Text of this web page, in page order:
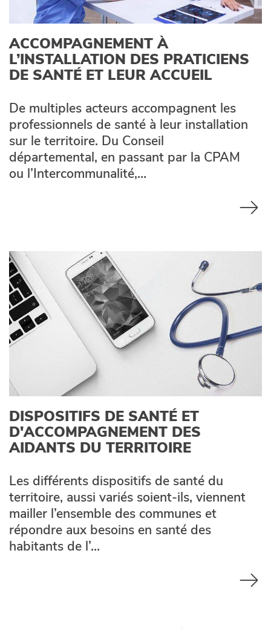
ACCOMPAGNEMENT À
L’INSTALLATION DES PRATICIENS
DE SANTÉ ET LEUR ACCUEIL
De multiples acteurs accompagnent les
professionnels de santé à leur installation
sur le territoire. Du Conseil
départemental, en passant par la CPAM
ou l’Intercommunalité,…
DISPOSITIFS DE SANTÉ ET
D'ACCOMPAGNEMENT DES
AIDANTS DU TERRITOIRE
Les différents dispositifs de santé du
territoire, aussi variés soient-ils, viennent
mailler l’ensemble des communes et
répondre aux besoins en santé des
habitants de l’…